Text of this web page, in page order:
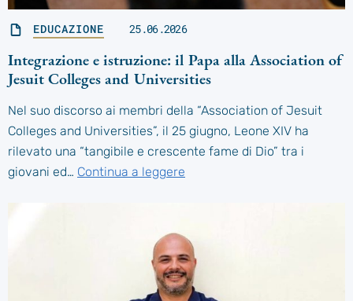
EDUCAZIONE 25.06.2026
Integrazione e istruzione: il Papa alla Association of
Jesuit Colleges and Universities
Nel suo discorso ai membri della “Association of Jesuit
Colleges and Universities”, il 25 giugno, Leone XIV ha
rilevato una “tangibile e crescente fame di Dio” tra i
giovani ed… Continua a leggere